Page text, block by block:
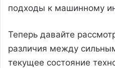
подходы к машинному
Теперь давайте
различия между
текущее состояние